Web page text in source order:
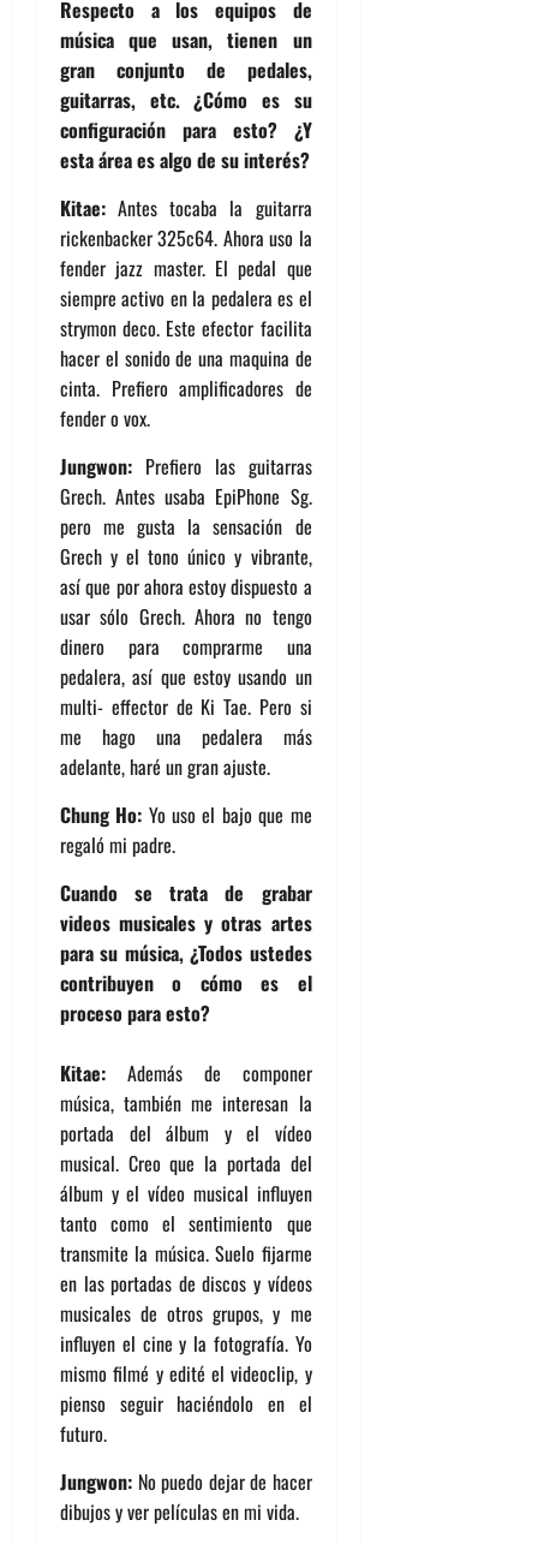
Respecto a los equipos de
música que usan, tienen un
gran conjunto de pedales,
guitarras, etc. ¿Cómo es su
configuración para esto? ¿Y
esta área es algo de su interés?
Kitae: Antes tocaba la guitarra
rickenbacker 325c64. Ahora uso la
fender jazz master. El pedal que
siempre activo en la pedalera es el
strymon deco. Este efector facilita
hacer el sonido de una maquina de
cinta. Prefiero amplificadores de
fender o vox.
Jungwon: Prefiero las guitarras
Grech. Antes usaba EpiPhone Sg.
pero me gusta la sensación de
Grech y el tono único y vibrante,
así que por ahora estoy dispuesto a
usar sólo Grech. Ahora no tengo
dinero para comprarme una
pedalera, así que estoy usando un
multi- effector de Ki Tae. Pero si
me hago una pedalera más
adelante, haré un gran ajuste.
Chung Ho: Yo uso el bajo que me
regaló mi padre.
Cuando se trata de grabar
videos musicales y otras artes
para su música, ¿Todos ustedes
contribuyen o cómo es el
proceso para esto?
Kitae: Además de componer
música, también me interesan la
portada del álbum y el vídeo
musical. Creo que la portada del
álbum y el vídeo musical influyen
tanto como el sentimiento que
transmite la música. Suelo fijarme
en las portadas de discos y vídeos
musicales de otros grupos, y me
influyen el cine y la fotografía. Yo
mismo filmé y edité el videoclip, y
pienso seguir haciéndolo en el
futuro.
Jungwon: No puedo dejar de hacer
dibujos y ver películas en mi vida.